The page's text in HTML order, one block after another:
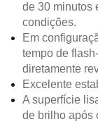
de 30 minutos
condições.
Em
tempo de
diretamente
Excelente
A superfície
de brilho após